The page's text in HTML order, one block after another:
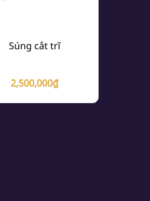
Súng cắt trĩ
2,500,000₫